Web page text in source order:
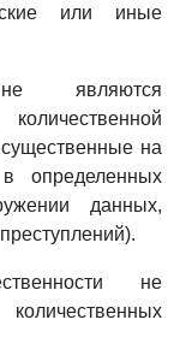
или иные
являются
существенные на
определенных
данных,
не